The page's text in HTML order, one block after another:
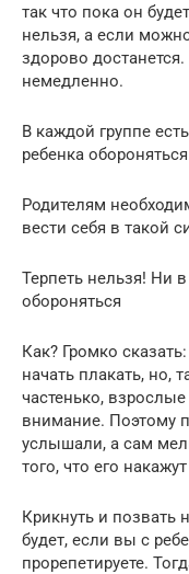
так что пока он
нельзя, а если
здорово
немедленно.
В каждой группе
ребенка
Родителям
вести себя в такой
Терпеть нельзя! Ни
обороняться
Как? Громко
начать плакать, но,
частенько, взрослые
внимание. Поэтому
услышали, а сам
того, что его накажут
Крикнуть и позвать
будет, если вы с
прорепетируете.